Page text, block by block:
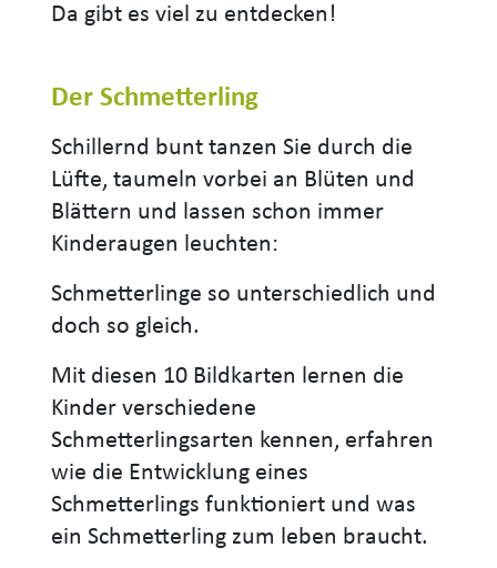
Da gibt es viel zu entdecken!
Der Schmetterling
Schillernd bunt tanzen Sie durch die
Lüfte, taumeln vorbei an Blüten und
Blättern und lassen schon immer
Kinderaugen leuchten:
Schmetterlinge so unterschiedlich und
doch so gleich.
Mit diesen 10 Bildkarten lernen die
Kinder verschiedene
Schmetterlingsarten kennen, erfahren
wie die Entwicklung eines
Schmetterlings funktioniert und was
ein Schmetterling zum leben braucht.